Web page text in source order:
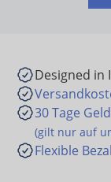
Designed in
30 Tage
(gilt nur auf
Flexible